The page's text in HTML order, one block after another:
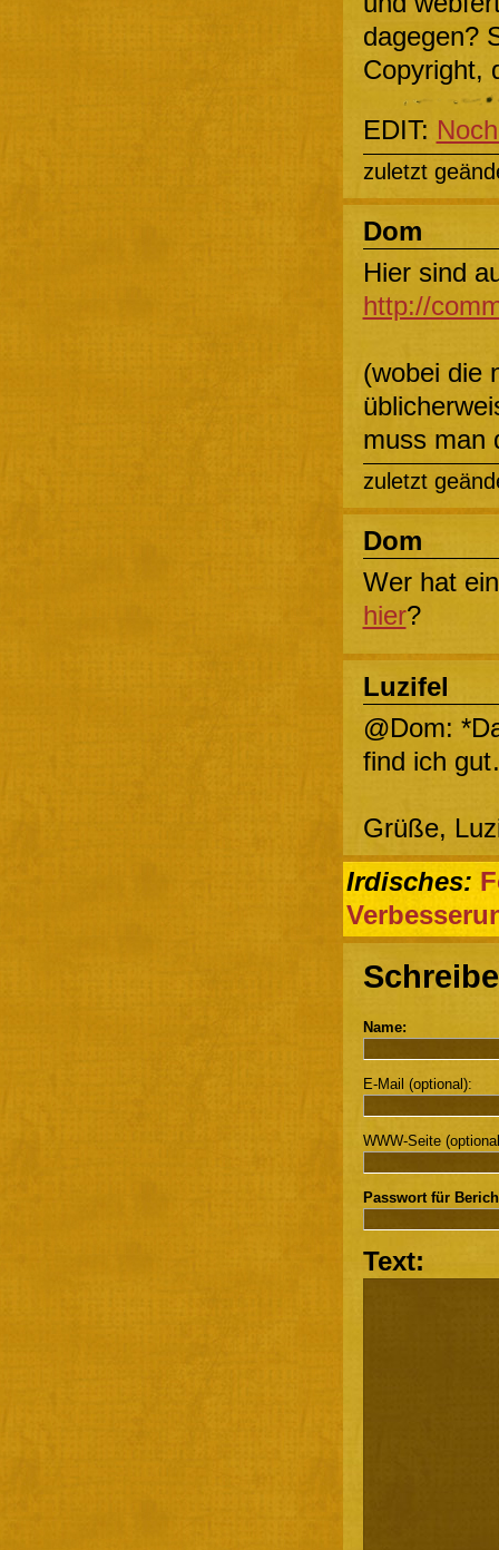
dagegen?
Copyright,
EDIT:
zuletzt
Dom
Hier sind
http://
(wobei die
muss man
zuletzt
Dom
Wer hat
hier?
Luzifel
@Dom:
find ich
Grüße,
Irdisches:
Name:
E-Mail (optional):
WWW-Seite
Passwort für
Text: